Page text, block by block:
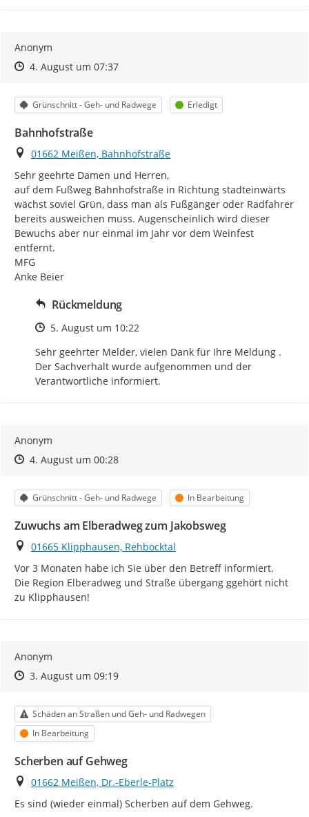
Anonym
Zeitpunkt des Erstellens
Zeitpunkt des Erstellens
4. August um 07:37Zur Äußerung
Kategorie
Grünschnitt - Geh- und Radwege Status
Erledigt
Bahnhofstraße
Ort
01662 Meißen, Bahnhofstraße
Sehr geehrte Damen und Herren,
auf dem Fußweg Bahnhofstraße in Richtung stadteinwärts
wächst soviel Grün, dass man als Fußgänger oder Radfahrer
bereits ausweichen muss. Augenscheinlich wird dieser
Bewuchs aber nur einmal im Jahr vor dem Weinfest
entfernt.
MFG
Anke Beier
Rückmeldung
Zeitpunkt des Erstellens
5. August um 10:22
Sehr geehrter Melder, vielen Dank für Ihre Meldung .
Der Sachverhalt wurde aufgenommen und der
Verantwortliche informiert.
Anonym
Zeitpunkt des Erstellens
Zeitpunkt des Erstellens
4. August um 00:28Zur Äußerung
Kategorie
Grünschnitt - Geh- und Radwege Status
In Bearbeitung
Zuwuchs am Elberadweg zum Jakobsweg
Ort
01665 Klipphausen, Rehbocktal
Vor 3 Monaten habe ich Sie über den Betreff informiert.
Die Region Elberadweg und Straße übergang ggehört nicht
zu Klipphausen!
Anonym
Zeitpunkt des Erstellens
Zeitpunkt des Erstellens
3. August um 09:19Zur Äußerung
Kategorie
Schäden an Straßen und Geh- und Radwegen
Status
In Bearbeitung
Scherben auf Gehweg
Ort
01662 Meißen, Dr.-Eberle-Platz
Es sind (wieder einmal) Scherben auf dem Gehweg.